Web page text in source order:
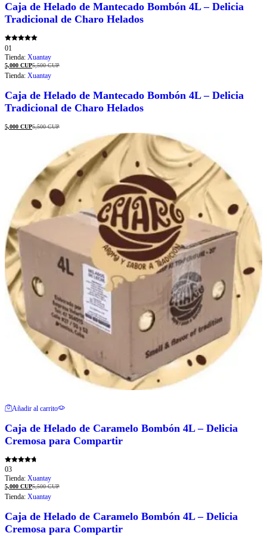
Caja de Helado de Mantecado Bombón 4L – Delicia
Tradicional de Charo Helados
Valorado con
5.00
de 5
01
Tienda: Xuantay
5,000 CUP5,500CUP
Tienda: Xuantay
Caja de Helado de Mantecado Bombón 4L – Delicia
Tradicional de Charo Helados
5,000 CUP5,500CUP
Añadir al carrito
Caja de Helado de Caramelo Bombón 4L – Delicia
Cremosa para Compartir
Valorado
con
4.67
de 5
03
Tienda: Xuantay
5,000 CUP5,500CUP
Tienda: Xuantay
Caja de Helado de Caramelo Bombón 4L – Delicia
Cremosa para Compartir